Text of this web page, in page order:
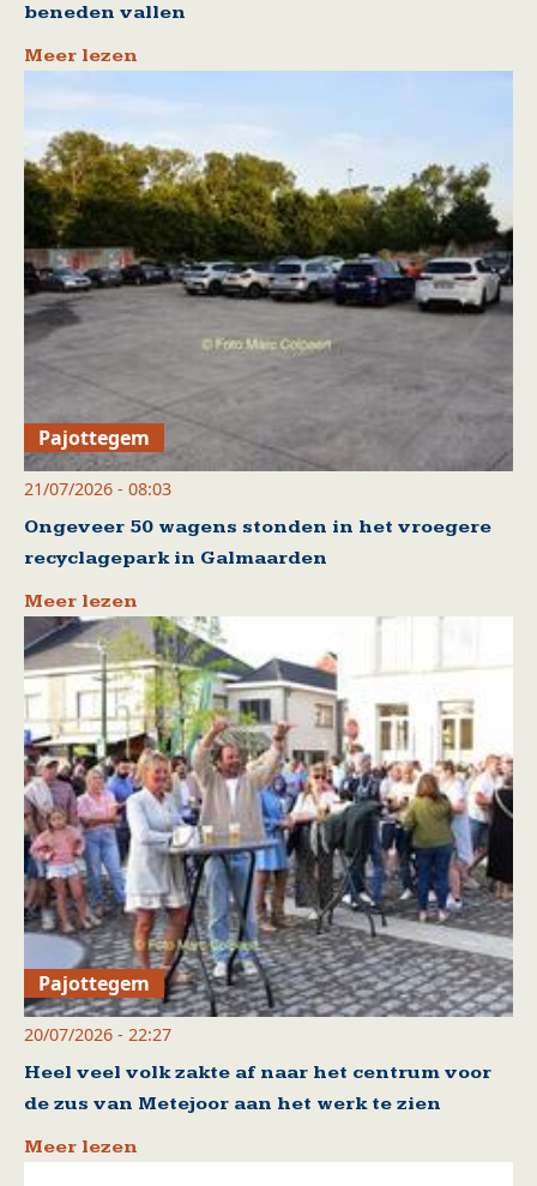
beneden vallen
Meer lezen
Pajottegem
21/07/2026 - 08:03
Ongeveer 50 wagens stonden in het vroegere
recyclagepark in Galmaarden
Meer lezen
Pajottegem
20/07/2026 - 22:27
Heel veel volk zakte af naar het centrum voor
de zus van Metejoor aan het werk te zien
Meer lezen